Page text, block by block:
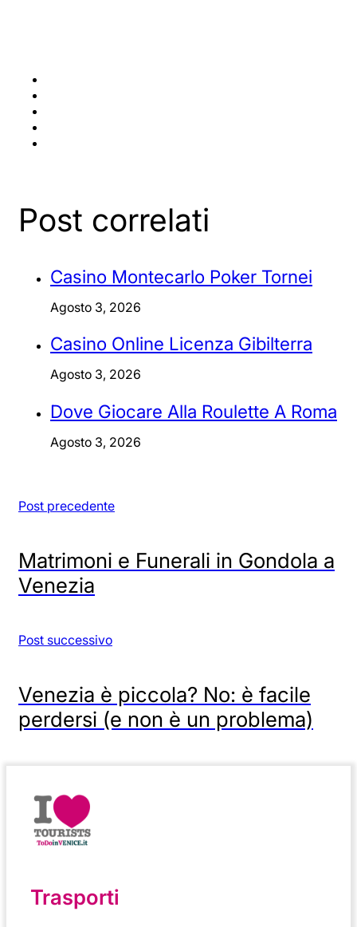
Post correlati
Casino Montecarlo Poker Tornei
Agosto 3, 2026
Casino Online Licenza Gibilterra
Agosto 3, 2026
Dove Giocare Alla Roulette A Roma
Agosto 3, 2026
Post precedente
Matrimoni e Funerali in Gondola a
Venezia
Post successivo
Venezia è piccola? No: è facile
perdersi (e non è un problema)
Trasporti